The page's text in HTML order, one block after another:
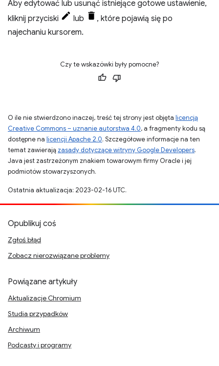
Aby edytować lub usunąć istniejące gotowe ustawienie,
kliknij przyciski
lub
, które pojawią się po
najechaniu kursorem.
Czy te wskazówki były pomocne?
O ile nie stwierdzono inaczej, treść tej strony jest objęta licencją
Creative Commons – uznanie autorstwa 4.0, a fragmenty kodu są
dostępne na licencji Apache 2.0. Szczegółowe informacje na ten
temat zawierają zasady dotyczące witryny Google Developers.
Java jest zastrzeżonym znakiem towarowym firmy Oracle i jej
podmiotów stowarzyszonych.
Ostatnia aktualizacja: 2023-02-16 UTC.
Opublikuj coś
Zgłoś błąd
Zobacz nierozwiązane problemy
Powiązane artykuły
Aktualizacje Chromium
Studia przypadków
Archiwum
Podcasty i programy